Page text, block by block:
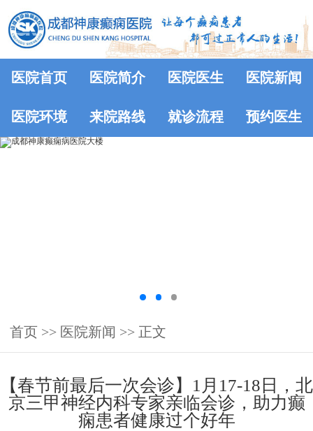
医院首页 医院简介 医院医生 医院新闻
医院环境 来院路线 就诊流程 预约医生
首页 >> 医院新闻 >> 正文
【春节前最后一次会诊】1月17-18日，北
京三甲神经内科专家亲临会诊，助力癫
痫患者健康过个好年